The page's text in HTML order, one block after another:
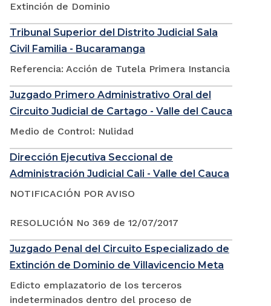
Extinción de Dominio
Tribunal Superior del Distrito Judicial Sala
Civil Familia - Bucaramanga
Referencia: Acción de Tutela Primera Instancia
Juzgado Primero Administrativo Oral del
Circuito Judicial de Cartago - Valle del Cauca
Medio de Control: Nulidad
Dirección Ejecutiva Seccional de
Administración Judicial Cali - Valle del Cauca
NOTIFICACIÓN POR AVISO
RESOLUCIÓN No 369 de 12/07/2017
Juzgado Penal del Circuito Especializado de
Extinción de Dominio de Villavicencio Meta
Edicto emplazatorio de los terceros
indeterminados dentro del proceso de